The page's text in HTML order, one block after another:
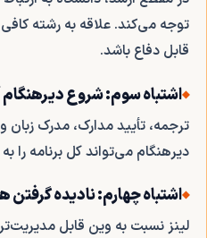
توجه می‌کند. علاقه به رشته
قابل دفاع باشد.
اشتباه سوم: شروع
ترجمه، تأیید مدارک، مدرک
دیرهنگام می‌تواند کل برنامه را
اشتباه چهارم: نادیده
لینز نسبت به وین قابل